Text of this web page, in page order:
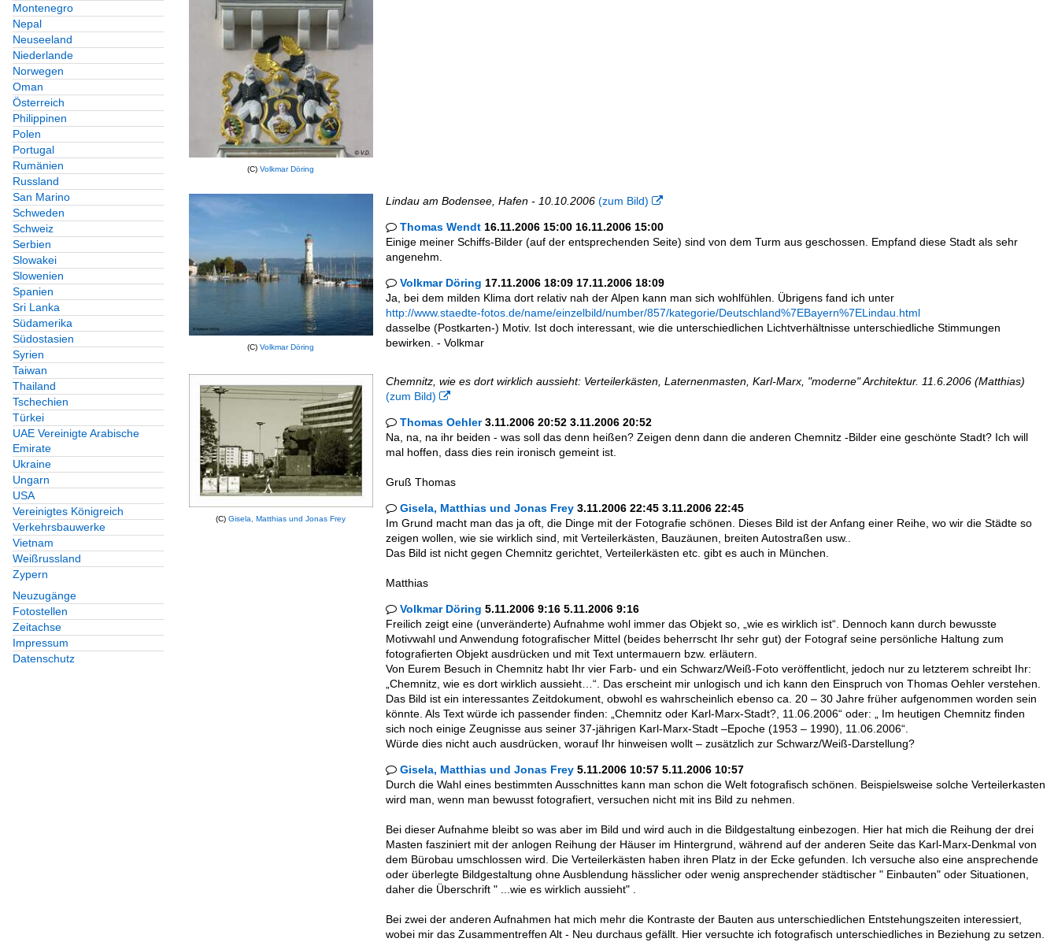
Montenegro
Nepal
Neuseeland
Niederlande
Norwegen
Oman
Österreich
Philippinen
Polen
Portugal
Rumänien
Russland
San Marino
Schweden
Schweiz
Serbien
Slowakei
Slowenien
Spanien
Sri Lanka
Südamerika
Südostasien
Syrien
Taiwan
Thailand
Tschechien
Türkei
UAE Vereinigte Arabische
Emirate
Ukraine
Ungarn
USA
Vereinigtes Königreich
Verkehrsbauwerke
Vietnam
Weißrussland
Zypern
Neuzugänge
Fotostellen
Zeitachse
Impressum
Datenschutz
(C)Volkmar Döring
(C)Volkmar Döring
Lindau am Bodensee, Hafen - 10.10.2006 (zum Bild) 
 Thomas Wendt16.11.2006 15:00 16.11.2006 15:00
Einige meiner Schiffs-Bilder (auf der entsprechenden Seite) sind von dem Turm aus geschossen. Empfand diese Stadt als sehr
angenehm.
 Volkmar Döring 17.11.2006 18:09 17.11.2006 18:09
Ja, bei dem milden Klima dort relativ nah der Alpen kann man sich wohlfühlen. Übrigens fand ich unter
http://www.staedte-fotos.de/name/einzelbild/number/857/kategorie/Deutschland%7EBayern%7ELindau.html
dasselbe (Postkarten-) Motiv. Ist doch interessant, wie die unterschiedlichen Lichtverhältnisse unterschiedliche Stimmungen
bewirken. - Volkmar
(C)Gisela, Matthias und Jonas Frey
Chemnitz, wie es dort wirklich aussieht: Verteilerkästen, Laternenmasten, Karl-Marx, "moderne" Architektur. 11.6.2006 (Matthias)
(zum Bild) 
 Thomas Oehler3.11.2006 20:52 3.11.2006 20:52
Na, na, na ihr beiden - was soll das denn heißen? Zeigen denn dann die anderen Chemnitz -Bilder eine geschönte Stadt? Ich will
mal hoffen, dass dies rein ironisch gemeint ist.
Gruß Thomas
 Gisela, Matthias und Jonas Frey3.11.2006 22:45 3.11.2006 22:45
Im Grund macht man das ja oft, die Dinge mit der Fotografie schönen. Dieses Bild ist der Anfang einer Reihe, wo wir die Städte so
zeigen wollen, wie sie wirklich sind, mit Verteilerkästen, Bauzäunen, breiten Autostraßen usw..
Das Bild ist nicht gegen Chemnitz gerichtet, Verteilerkästen etc. gibt es auch in München.
Matthias
 Volkmar Döring 5.11.2006 9:16 5.11.2006 9:16
Freilich zeigt eine (unveränderte) Aufnahme wohl immer das Objekt so, „wie es wirklich ist“. Dennoch kann durch bewusste
Motivwahl und Anwendung fotografischer Mittel (beides beherrscht Ihr sehr gut) der Fotograf seine persönliche Haltung zum
fotografierten Objekt ausdrücken und mit Text untermauern bzw. erläutern.
Von Eurem Besuch in Chemnitz habt Ihr vier Farb- und ein Schwarz/Weiß-Foto veröffentlicht, jedoch nur zu letzterem schreibt Ihr:
„Chemnitz, wie es dort wirklich aussieht…“. Das erscheint mir unlogisch und ich kann den Einspruch von Thomas Oehler verstehen.
Das Bild ist ein interessantes Zeitdokument, obwohl es wahrscheinlich ebenso ca. 20 – 30 Jahre früher aufgenommen worden sein
könnte. Als Text würde ich passender finden: „Chemnitz oder Karl-Marx-Stadt?, 11.06.2006“ oder: „ Im heutigen Chemnitz finden
sich noch einige Zeugnisse aus seiner 37-jährigen Karl-Marx-Stadt –Epoche (1953 – 1990), 11.06.2006“.
Würde dies nicht auch ausdrücken, worauf Ihr hinweisen wollt – zusätzlich zur Schwarz/Weiß-Darstellung?
 Gisela, Matthias und Jonas Frey5.11.2006 10:57 5.11.2006 10:57
Durch die Wahl eines bestimmten Ausschnittes kann man schon die Welt fotografisch schönen. Beispielsweise solche Verteilerkasten
wird man, wenn man bewusst fotografiert, versuchen nicht mit ins Bild zu nehmen.
Bei dieser Aufnahme bleibt so was aber im Bild und wird auch in die Bildgestaltung einbezogen. Hier hat mich die Reihung der drei
Masten fasziniert mit der anlogen Reihung der Häuser im Hintergrund, während auf der anderen Seite das Karl-Marx-Denkmal von
dem Bürobau umschlossen wird. Die Verteilerkästen haben ihren Platz in der Ecke gefunden. Ich versuche also eine ansprechende
oder überlegte Bildgestaltung ohne Ausblendung hässlicher oder wenig ansprechender städtischer " Einbauten" oder Situationen,
daher die Überschrift " ...wie es wirklich aussieht" .
Bei zwei der anderen Aufnahmen hat mich mehr die Kontraste der Bauten aus unterschiedlichen Entstehungszeiten interessiert,
wobei mir das Zusammentreffen Alt - Neu durchaus gefällt. Hier versuchte ich fotografisch unterschiedliches in Beziehung zu setzen.